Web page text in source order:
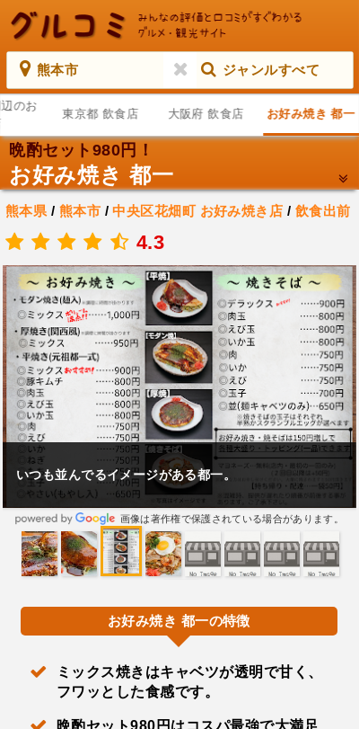
熊本市 ジャンルすべて
のお
東京都 飲食店 大阪府 飲食店 お好み焼き 都一
晩酌セット980円！
お好み焼き 都一
熊本県 / 熊本市 /中央区花畑町 お好み焼き店 / 飲食出前
4.3
いつも並んでるイメージがある都一。
画像は著作権で保護されている場合があります。
お好み焼き 都一の特徴
ミックス焼きはキャベツが透明で甘く、
フワッとした食感です。
晩酌セット980円はコスパ最強で大満足